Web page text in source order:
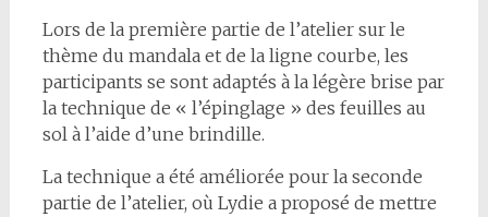
Lors de la première partie de l’atelier sur le
thème du mandala et de la ligne courbe, les
participants se sont adaptés à la légère brise par
la technique de « l’épinglage » des feuilles au
sol à l’aide d’une brindille.
La technique a été améliorée pour la seconde
partie de l’atelier, où Lydie a proposé de mettre